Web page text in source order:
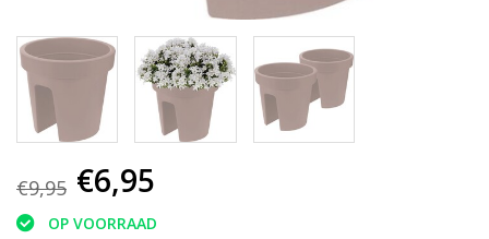
€9,95 €6,95
OP VOORRAAD